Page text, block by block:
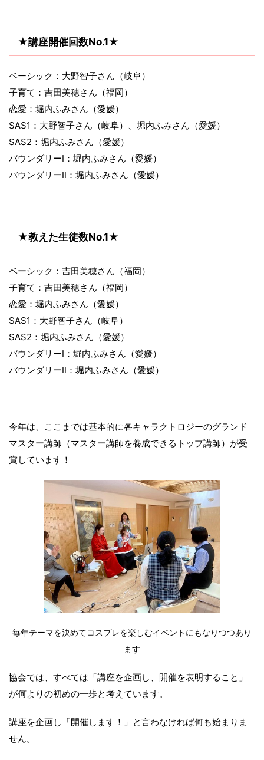
★講座開催回数No.1★
ベーシック：大野智子さん（岐阜）
子育て：吉田美穂さん（福岡）
恋愛：堀内ふみさん（愛媛）
SAS1：大野智子さん（岐阜）、堀内ふみさん（愛媛）
SAS2：堀内ふみさん（愛媛）
バウンダリーⅠ：堀内ふみさん（愛媛）
バウンダリーⅡ：堀内ふみさん（愛媛）
★教えた生徒数No.1★
ベーシック：吉田美穂さん（福岡）
子育て：吉田美穂さん（福岡）
恋愛：堀内ふみさん（愛媛）
SAS1：大野智子さん（岐阜）
SAS2：堀内ふみさん（愛媛）
バウンダリーⅠ：堀内ふみさん（愛媛）
バウンダリーⅡ：堀内ふみさん（愛媛）
今年は、ここまでは基本的に各キャラクトロジーのグランド
マスター講師（マスター講師を養成できるトップ講師）が受
賞しています！
毎年テーマを決めてコスプレを楽しむイベントにもなりつつあり
ます
協会では、すべては「講座を企画し、開催を表明すること」
が何よりの初めの一歩と考えています。
講座を企画し「開催します！」と言わなければ何も始まりま
せん。